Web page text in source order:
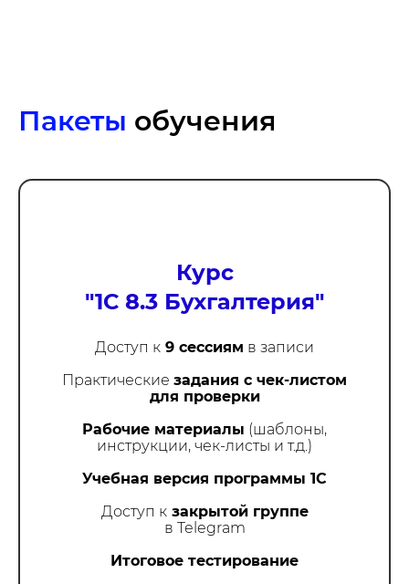
Пакеты обучения
Курс
"1С 8.3 Бухгалтерия"
Доступ к 9 сессиям в записи
Практические задания с чек-листом
для проверки
Рабочие материалы (шаблоны,
инструкции, чек-листы и т.д.)
Учебная версия программы 1С
Доступ кзакрытой группе
в Telegram
Итоговое тестирование